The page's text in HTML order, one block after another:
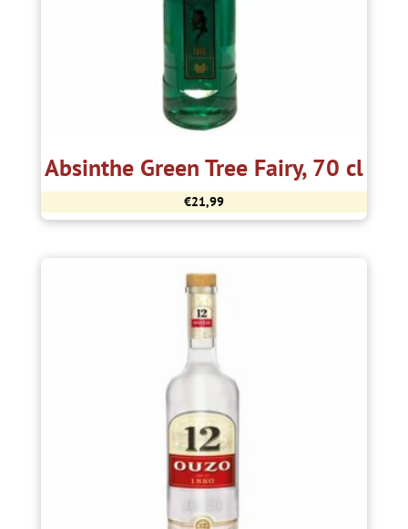
Absinthe Green Tree Fairy, 70 cl
€21,99